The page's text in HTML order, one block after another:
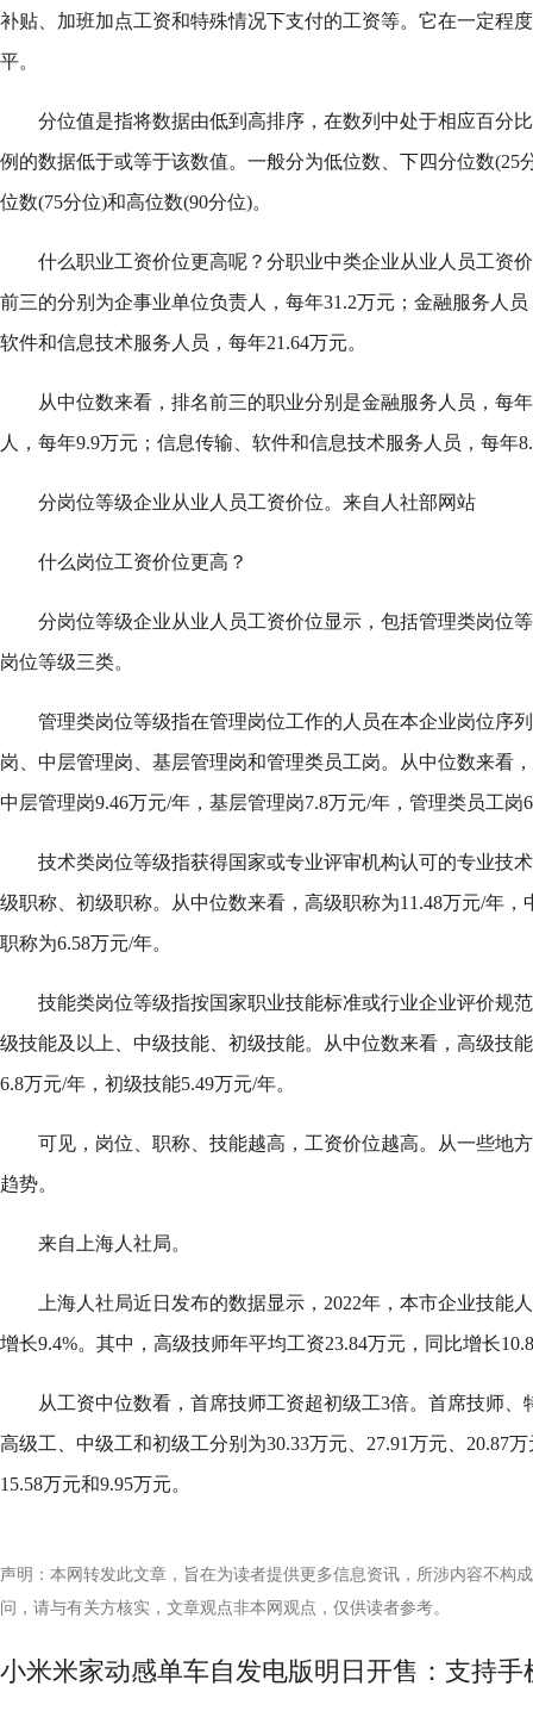
补贴、加班加点工资和特殊情况下支付的工资等。它在一定程
平。
分位值是指将数据由低到高排序，在数列中处于相应百分
例的数据低于或等于该数值。一般分为低位数、下四分位数(25
位数(75分位)和高位数(90分位)。
什么职业工资价位更高呢？分职业中类企业从业人员工资
前三的分别为企事业单位负责人，每年31.2万元；金融服务人
软件和信息技术服务人员，每年21.64万元。
从中位数来看，排名前三的职业分别是金融服务人员，每
人，每年9.9万元；信息传输、软件和信息技术服务人员，每年
分岗位等级企业从业人员工资价位。来自人社部网站
什么岗位工资价位更高？
分岗位等级企业从业人员工资价位显示，包括管理类岗位
岗位等级三类。
管理类岗位等级指在管理岗位工作的人员在本企业岗位序
岗、中层管理岗、基层管理岗和管理类员工岗。从中位数来看
中层管理岗9.46万元/年，基层管理岗7.8万元/年，管理类员工岗
技术类岗位等级指获得国家或专业评审机构认可的专业技
级职称、初级职称。从中位数来看，高级职称为11.48万元/年，
职称为6.58万元/年。
技能类岗位等级指按国家职业技能标准或行业企业评价规
级技能及以上、中级技能、初级技能。从中位数来看，高级技
6.8万元/年，初级技能5.49万元/年。
可见，岗位、职称、技能越高，工资价位越高。从一些地
趋势。
来自上海人社局。
上海人社局近日发布的数据显示，2022年，本市企业技能
增长9.4%。其中，高级技师年平均工资23.84万元，同比增长
从工资中位数看，首席技师工资超初级工3倍。首席技师
高级工、中级工和初级工分别为30.33万元、27.91万元、20.87
15.58万元和9.95万元。
声明：本网转发此文章，旨在为读者提供更多信息资讯，所涉内容不构
问，请与有关方核实，文章观点非本网观点，仅供读者参考。
小米米家动感单车自发电版明日开售：支持手